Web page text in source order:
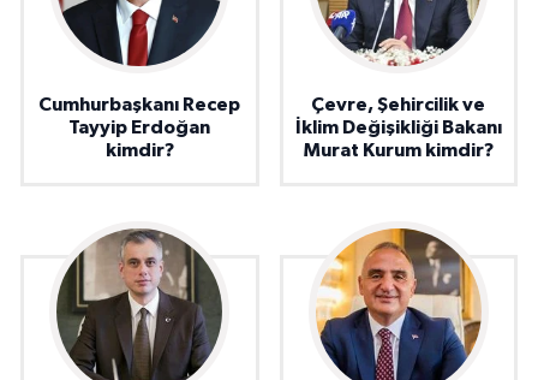
Cumhurbaşkanı Recep
Tayyip Erdoğan
kimdir?
Çevre, Şehircilik ve
İklim Değişikliği Bakanı
Murat Kurum kimdir?